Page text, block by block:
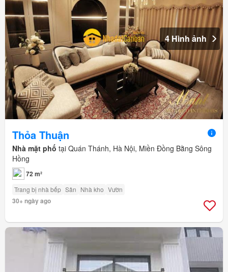
4 Hình ảnh
Thỏa Thuận
Nhà mặt phố tại Quán Thánh, Hà Nội, Miền Đồng Bằng Sông
Hồng
72 m²
Trang bị nhà bếp Sân Nhà kho Vườn
30+ ngày ago